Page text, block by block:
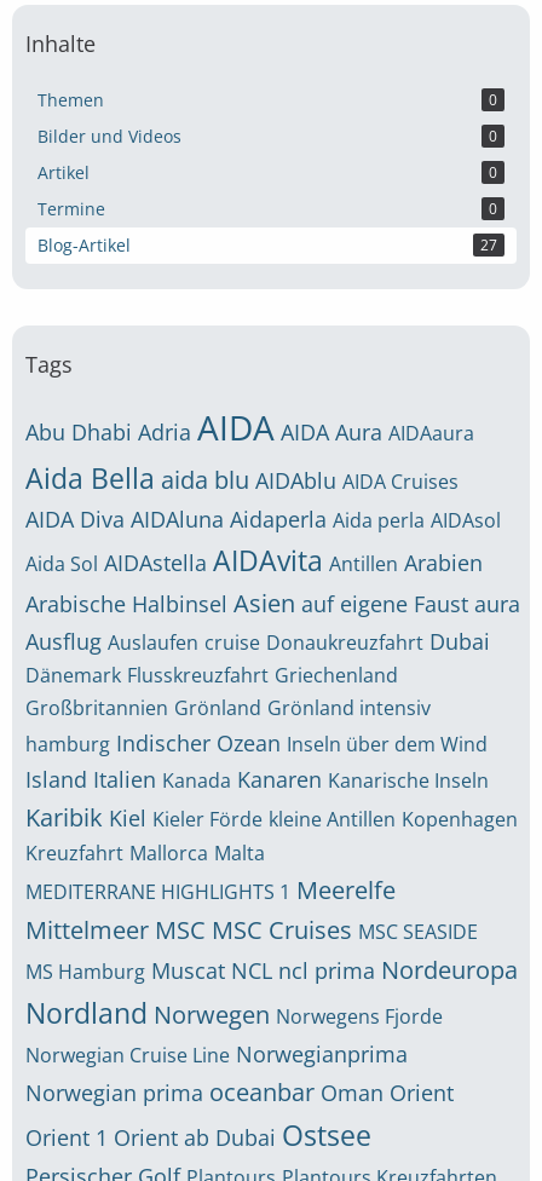
Inhalte
Themen 0
Bilder und Videos 0
Artikel 0
Termine 0
Blog-Artikel 27
Tags
Abu Dhabi Adria AIDA AIDA Aura AIDAaura
Aida Bella aida blu AIDAblu AIDA Cruises
AIDA Diva AIDAluna Aidaperla Aida perla AIDAsol
Aida Sol AIDAstella AIDAvita Antillen Arabien
Arabische Halbinsel Asien auf eigene Faust aura
Ausflug Auslaufen cruise Donaukreuzfahrt Dubai
Dänemark Flusskreuzfahrt Griechenland
Großbritannien Grönland Grönland intensiv
hamburg Indischer Ozean Inseln über dem Wind
Island Italien Kanada Kanaren Kanarische Inseln
Karibik Kiel Kieler Förde kleine Antillen Kopenhagen
Kreuzfahrt Mallorca Malta
MEDITERRANE HIGHLIGHTS 1 Meerelfe
Mittelmeer MSC MSC Cruises MSC SEASIDE
MS Hamburg Muscat NCL ncl prima Nordeuropa
Nordland Norwegen Norwegens Fjorde
Norwegian Cruise Line Norwegianprima
Norwegian prima oceanbar Oman Orient
Orient 1 Orient ab Dubai Ostsee